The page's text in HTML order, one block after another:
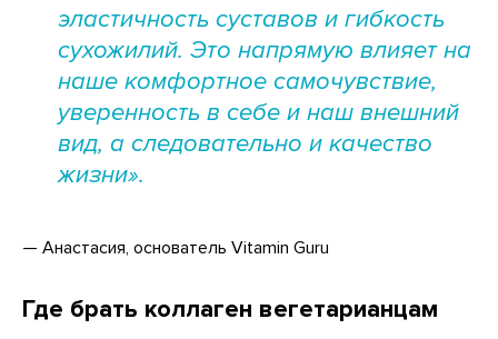
эластичность суставов и гибкость
сухожилий. Это напрямую влияет на
наше комфортное самочувствие,
уверенность в себе и наш внешний
вид, а следовательно и качество
жизни».
— Анастасия, основатель Vitamin Guru
Где брать коллаген вегетарианцам